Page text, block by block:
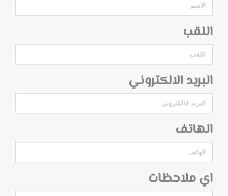
اللقب
البريد الالكتروني
الهاتف
اي ملاحظات